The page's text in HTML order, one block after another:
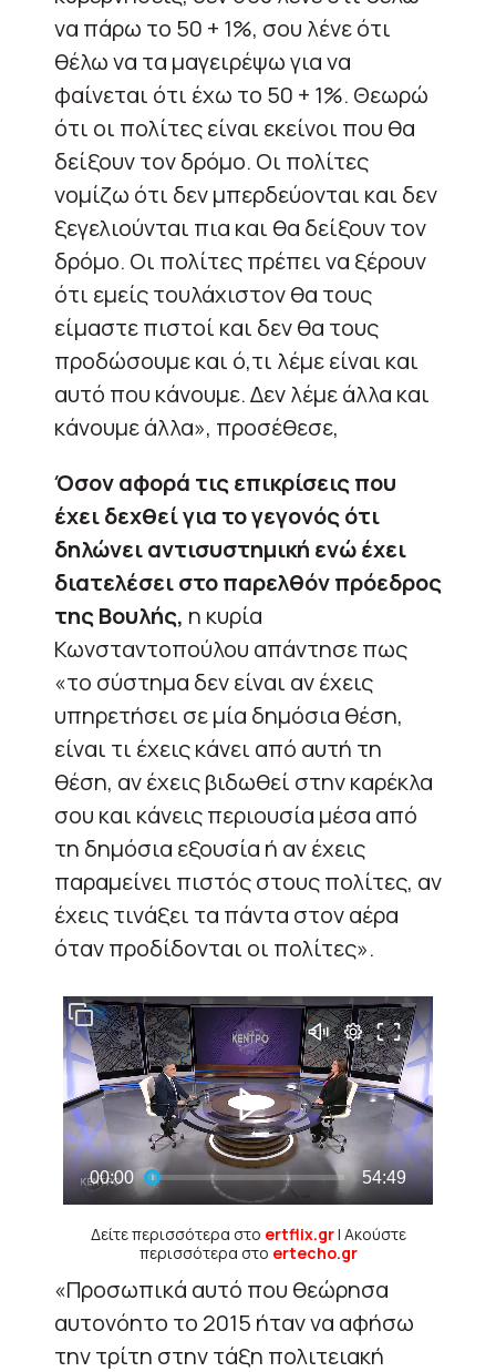
να πάρω το 50 + 1%, σου λένε ότι
θέλω να τα μαγειρέψω για να
φαίνεται ότι έχω το 50 + 1%. Θεωρώ
ότι οι πολίτες είναι εκείνοι που θα
δείξουν τον δρόμο. Οι πολίτες
νομίζω ότι δεν μπερδεύονται και δεν
ξεγελιούνται πια και θα δείξουν τον
δρόμο. Οι πολίτες πρέπει να ξέρουν
ότι εμείς τουλάχιστον θα τους
είμαστε πιστοί και δεν θα τους
προδώσουμε και ό,τι λέμε είναι και
αυτό που κάνουμε. Δεν λέμε άλλα και
κάνουμε άλλα», προσέθεσε,
Όσον αφορά τις επικρίσεις που
έχει δεχθεί για το γεγονός ότι
δηλώνει αντισυστημική ενώ έχει
διατελέσει στο παρελθόν πρόεδρος
της Βουλής, η κυρία
Κωνσταντοπούλου απάντησε πως
«το σύστημα δεν είναι αν έχεις
υπηρετήσει σε μία δημόσια θέση,
είναι τι έχεις κάνει από αυτή τη
θέση, αν έχεις βιδωθεί στην καρέκλα
σου και κάνεις περιουσία μέσα από
τη δημόσια εξουσία ή αν έχεις
παραμείνει πιστός στους πολίτες, αν
έχεις τινάξει τα πάντα στον αέρα
όταν προδίδονται οι πολίτες».
Δείτε περισσότερα στο ertflix.gr| Ακούστε
περισσότερα στο ertecho.gr
«Προσωπικά αυτό που θεώρησα
αυτονόητο το 2015 ήταν να αφήσω
την τρίτη στην τάξη πολιτειακή